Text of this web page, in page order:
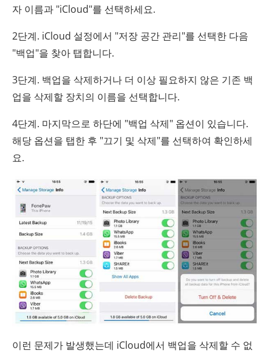
자 이름과 "iCloud"를 선택하세요.
2단계. iCloud 설정에서 "저장 공간 관리"를 선택한 다음
"백업"을 찾아 탭합니다.
3단계. 백업을 삭제하거나 더 이상 필요하지 않은 기존 백
업을 삭제할 장치의 이름을 선택합니다.
4단계. 마지막으로 하단에 "백업 삭제" 옵션이 있습니다.
해당 옵션을 탭한 후 "끄기 및 삭제"를 선택하여 확인하세
요.
이런 문제가 발생했는데 iCloud에서 백업을 삭제할 수 없